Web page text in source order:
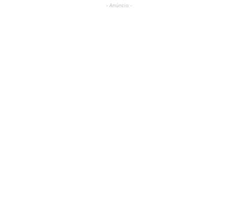
- Anúncio -